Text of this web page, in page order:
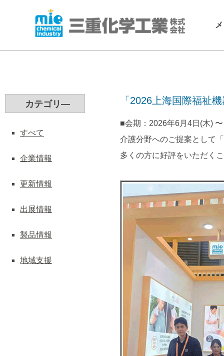
カテゴリ―
すべて
企業情報
更新情報
出展情報
製品情報
地域支援
「2026上海国際福祉
■会期：2026年6月4日(木)
介護分野へのご提案として
多くの方に好評をいただく